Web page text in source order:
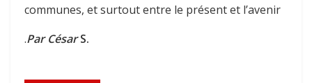
communes, et surtout entre le présent et l’avenir
.Par CésarS.